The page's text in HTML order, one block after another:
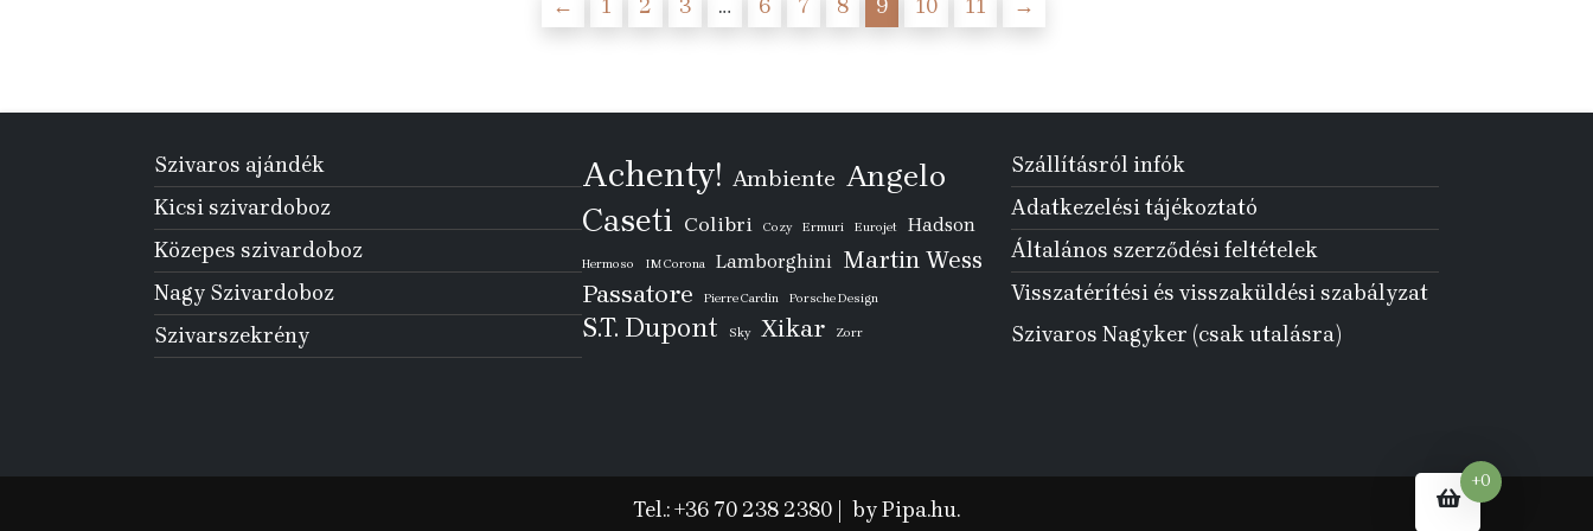
← 1 2 3 … 6 7 8 9 10 11 →
Szivaros ajándék
Kicsi szivardoboz
Közepes szivardoboz
Nagy Szivardoboz
Szivarszekrény
Achenty! Ambiente Angelo
Caseti Colibri Cozy Ermuri Eurojet Hadson
Hermoso IM Corona Lamborghini Martin Wess
Passatore Pierre Cardin Porsche Design
S.T. Dupont Sky Xikar Zorr
Szállításról infók
Adatkezelési tájékoztató
Általános szerződési feltételek
Visszatérítési és visszaküldési szabályzat
Szivaros Nagyker (csak utalásra)
Tel.: +36 70 238 2380 by Pipa.hu.
+0